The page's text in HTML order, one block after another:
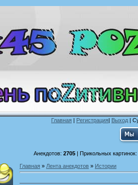
Главная | Регистрация| Выход |
Анекдотов: 2705| Прикольных картинок:
Главная » Лента анекдотов » Истории